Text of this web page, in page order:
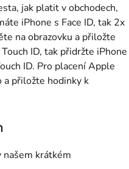
jak platit v obchodech,
iPhone s Face ID, tak 2x
na obrazovku a přiložte
ID, tak přidržte iPhone
ID. Pro placení Apple
přiložte hodinky k
našem krátkém